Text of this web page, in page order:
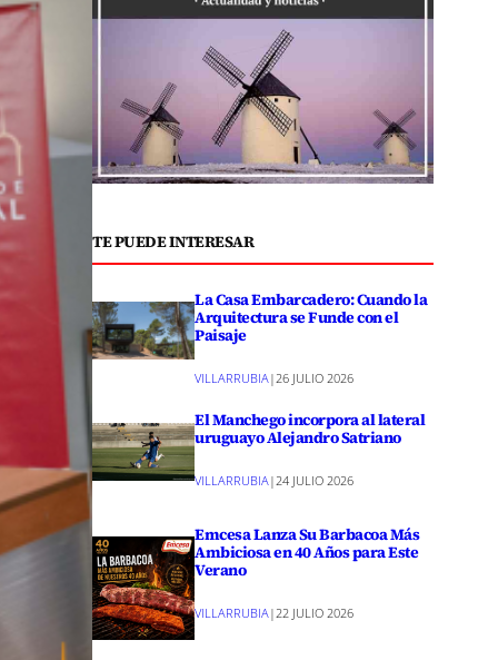
TE PUEDE INTERESAR
La Casa Embarcadero: Cuando la
Arquitectura se Funde con el
Paisaje
VILLARRUBIA | 26 JULIO 2026
El Manchego incorpora al lateral
uruguayo Alejandro Satriano
VILLARRUBIA|24 JULIO 2026
Emcesa Lanza Su Barbacoa Más
Ambiciosa en 40 Años para Este
Verano
VILLARRUBIA | 22 JULIO 2026